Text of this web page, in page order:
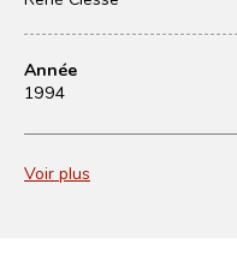
Année
1994
Voir plus